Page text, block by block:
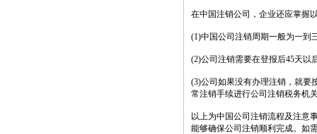
在中国注销公司，企业还应掌握
(1)中国公司注销周期一般为一到
(2)公司注销需要在登报后45天以
(3)公司如果没有办理注销，就要
常注销手续进行公司注销税务机
以上为中国公司注销流程及注意
能够确保公司注销顺利完成。如